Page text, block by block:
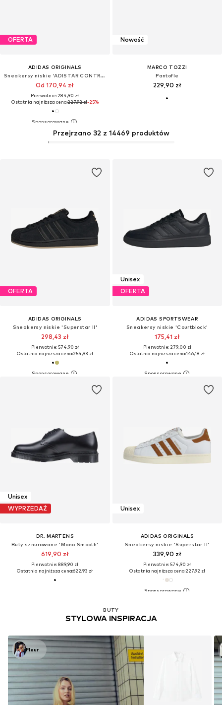
OFERTA
ADIDAS ORIGINALS
Sneakersy niskie 'ADISTAR CONTROL 5 W'
Od 170,94 zł
Pierwotnie: 284,90 zł
Ostatnia najniższa cena:227,92 zł-25%
Nowość
MARCO TOZZI
Pantofle
229,90 zł
OFERTA
ADIDAS ORIGINALS
Sneakersy niskie 'Superstar II'
298,43 zł
Pierwotnie: 574,90 zł
Ostatnia najniższa cena:254,93 zł
Przejrzano 32 z 14469 produktów
Unisex
OFERTA
ADIDAS SPORTSWEAR
Sneakersy niskie 'Courtblock'
175,41 zł
Pierwotnie: 279,00 zł
Ostatnia najniższa cena:146,18 zł
Unisex
WYPRZEDAŻ
DR. MARTENS
Buty sznurowane 'Mono Smooth'
619,90 zł
Pierwotnie: 889,90 zł
Ostatnia najniższa cena:622,93 zł
Unisex
ADIDAS ORIGINALS
Sneakersy niskie 'Superstar II'
339,90 zł
Pierwotnie: 574,90 zł
Ostatnia najniższa cena:227,92 zł
BUTY
STYLOWA INSPIRACJA
Fleur